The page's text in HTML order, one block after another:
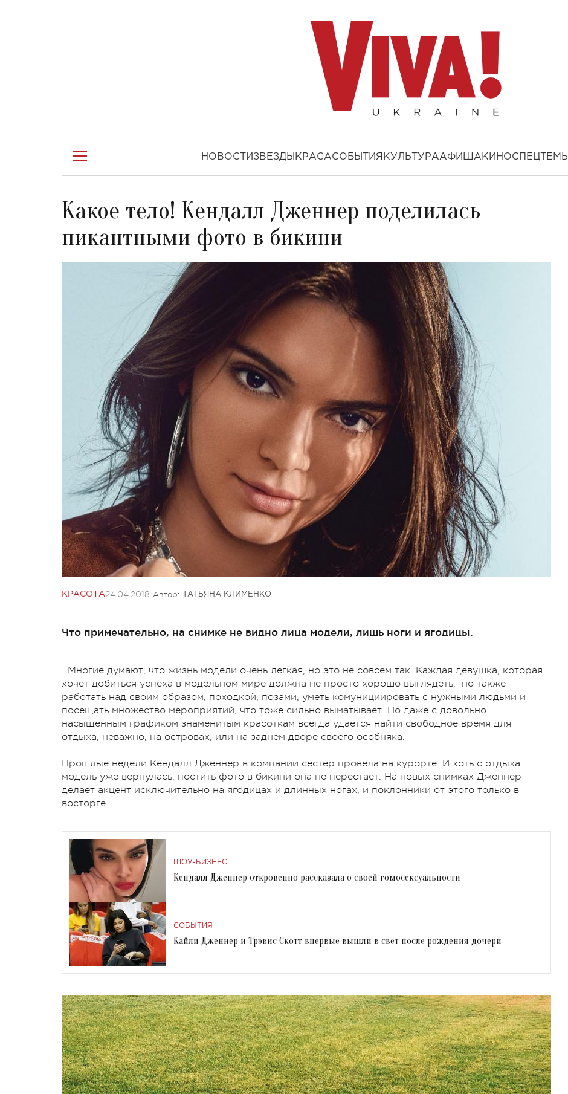
НОВОСТИ ЗВЕЗДЫ КРАСАСОБЫТИЯ КУЛЬТУРААФИША КИНОСПЕЦТЕМЫ
Какое тело! Кендалл Дженнер поделилась
пикантными фото в бикини
КРАСОТА24.04.2018 Автор: ТАТЬЯНА КЛИМЕНКО
Что примечательно, на снимке не видно лица модели, лишь ноги и ягодицы.
Многие думают, что жизнь модели очень легкая, но это не совсем так. Каждая девушка, которая
хочет добиться успеха в модельном мире должна не просто хорошо выглядеть, но также
работать над своим образом, походкой, позами, уметь комунициировать с нужными людьми и
посещать множество мероприятий, что тоже сильно выматывает. Но даже с довольно
насыщенным графиком знаменитым красоткам всегда удается найти свободное время для
отдыха, неважно, на островах, или на заднем дворе своего особняка.
Прошлые недели Кендалл Дженнер в компании сестер провела на курорте. И хоть с отдыха
модель уже вернулась, постить фото в бикини она не перестает. На новых снимках Дженнер
делает акцент исключительно на ягодицах и длинных ногах, и поклонники от этого только в
восторге.
ШОУ-БИЗНЕС
Кендалл Дженнер откровенно рассказала о своей гомосексуальности
СОБЫТИЯ
Кайли Дженнер и Трэвис Скотт впервые вышли в свет после рождения дочери